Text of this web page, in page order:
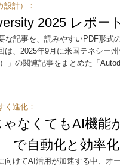
設計）：
2025 レポー
な記事を、読みやすいPDF形式
は、2025年9月に米国テネシー
」の関連記事をまとめた「
く進化：
ゃなくてもAI機
で自動化と効率
向けてAI活用が加速する中、オ